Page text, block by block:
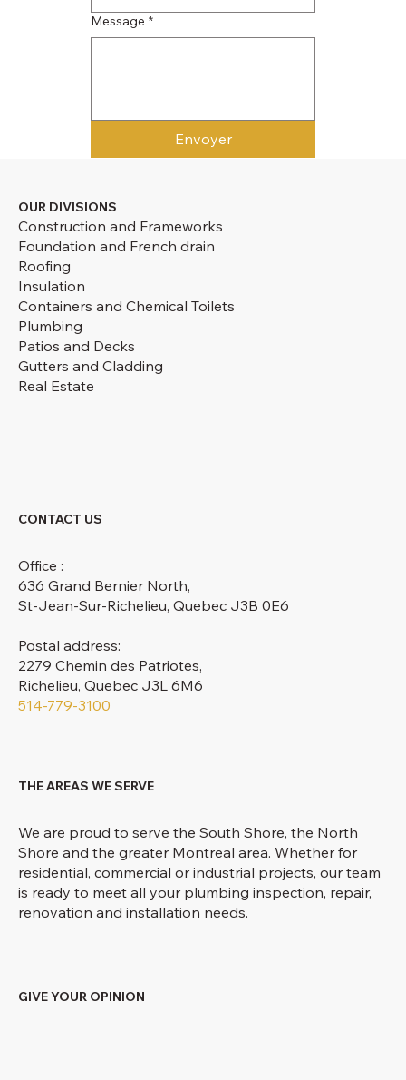
Message *
Envoyer
OUR DIVISIONS
Construction and Frameworks
Foundation and French drain
Roofing
Insulation
Containers and Chemical Toilets
Plumbing
Patios and Decks
Gutters and Cladding
Real Estate
CONTACT US
Office :
636 Grand Bernier North,
St-Jean-Sur-Richelieu, Quebec J3B 0E6
Postal address:
2279 Chemin des Patriotes,
Richelieu, Quebec J3L 6M6
514-779-3100
THE AREAS WE SERVE
We are proud to serve the South Shore, the North
Shore and the greater Montreal area. Whether for
residential, commercial or industrial projects, our team
is ready to meet all your plumbing inspection, repair,
renovation and installation needs.
GIVE YOUR OPINION